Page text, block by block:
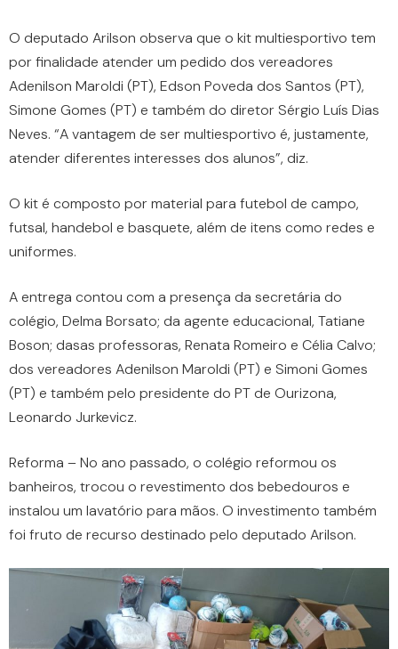
O deputado Arilson observa que o kit multiesportivo tem
por finalidade atender um pedido dos vereadores
Adenilson Maroldi (PT), Edson Poveda dos Santos (PT),
Simone Gomes (PT) e também do diretor Sérgio Luís Dias
Neves. “A vantagem de ser multiesportivo é, justamente,
atender diferentes interesses dos alunos”, diz.
O kit é composto por material para futebol de campo,
futsal, handebol e basquete, além de itens como redes e
uniformes.
A entrega contou com a presença da secretária do
colégio, Delma Borsato; da agente educacional, Tatiane
Boson; dasas professoras, Renata Romeiro e Célia Calvo;
dos vereadores Adenilson Maroldi (PT) e Simoni Gomes
(PT) e também pelo presidente do PT de Ourizona,
Leonardo Jurkevicz.
Reforma – No ano passado, o colégio reformou os
banheiros, trocou o revestimento dos bebedouros e
instalou um lavatório para mãos. O investimento também
foi fruto de recurso destinado pelo deputado Arilson.